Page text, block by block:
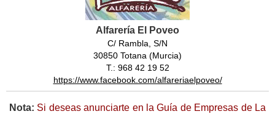
Alfarería El Poveo
C/ Rambla, S/N
30850 Totana (Murcia)
T.: 968 42 19 52
https://www.facebook.com/alfareriaelpoveo/
Nota: Si deseas anunciarte en la Guía de Empresas de La